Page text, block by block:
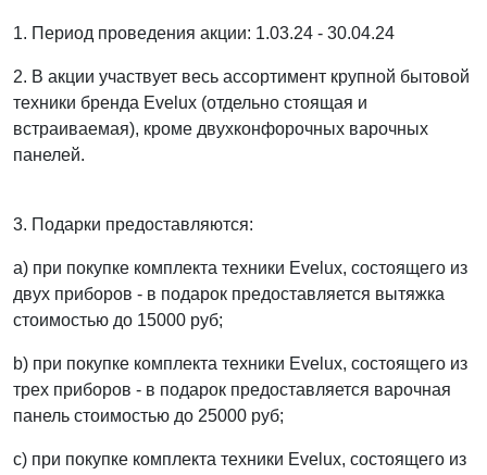
1. Период проведения акции: 1.03.24 - 30.04.24
2. В акции участвует весь ассортимент крупной бытовой
техники бренда Evelux (отдельно стоящая и
встраиваемая), кроме двухконфорочных варочных
панелей.
3. Подарки предоставляются:
a) при покупке комплекта техники Evelux, состоящего из
двух приборов - в подарок предоставляется вытяжка
стоимостью до 15000 руб;
b) при покупке комплекта техники Evelux, состоящего из
трех приборов - в подарок предоставляется варочная
панель стоимостью до 25000 руб;
c) при покупке комплекта техники Evelux, состоящего из